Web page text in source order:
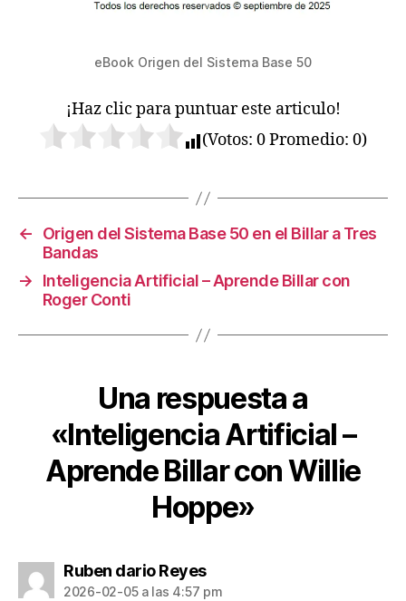
eBook Origen del Sistema Base 50
¡Haz clic para puntuar este articulo!
(Votos: 0Promedio: 0)
←
Origen del Sistema Base 50 en el Billar a Tres
Bandas
→
Inteligencia Artificial – Aprende Billar con
Roger Conti
Una respuesta a
«Inteligencia Artificial –
Aprende Billar con Willie
Hoppe»
Ruben dario Reyesdice:
2026-02-05 a las 4:57 pm